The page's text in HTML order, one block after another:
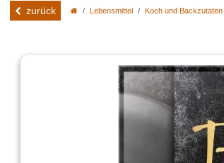
zurück Lebensmittel Koch und Backzutaten